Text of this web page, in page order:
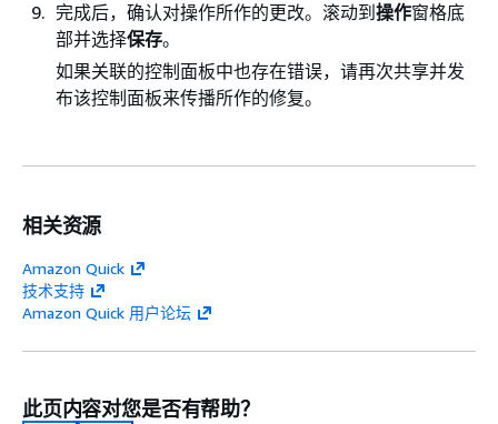
完成后，确认对操作所作的更改。滚动到 操作窗格底
部并选择保存。
如果关联的控制面板中也存在错误，请再次共享并发
布该控制面板来传播所作的修复。
相关资源
Amazon Quick
技术支持
Amazon Quick 用户论坛
此页内容对您是否有帮助？